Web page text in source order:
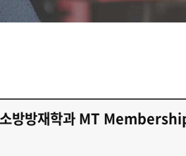
방방재학과 MT